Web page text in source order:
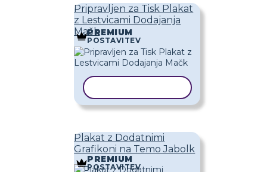
Pripravljen za Tisk Plakat
z Lestvicami Dodajanja
MačkPREMIUM
POSTAVITEV
Plakat z Dodatnimi
Grafikoni na Temo Jabolk
PREMIUM
POSTAVITEV